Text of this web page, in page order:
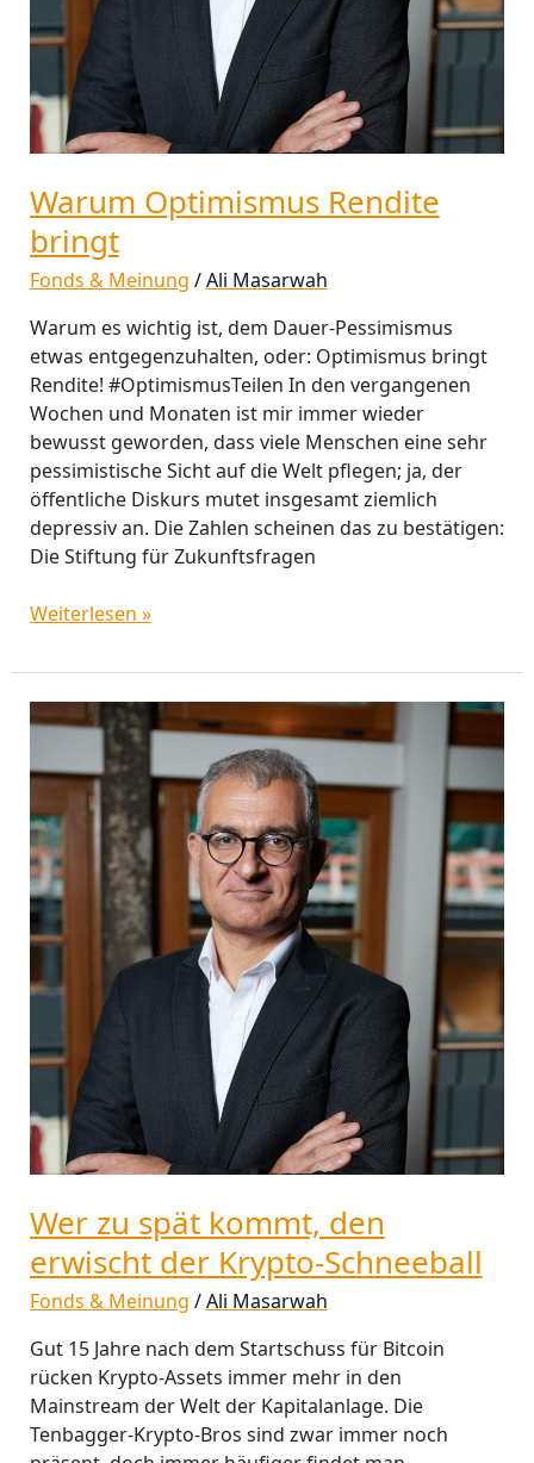
Warum Optimismus Rendite
bringt
Fonds & Meinung /Ali Masarwah
Warum es wichtig ist, dem Dauer-Pessimismus
etwas entgegenzuhalten, oder: Optimismus bringt
Rendite! #OptimismusTeilen In den vergangenen
Wochen und Monaten ist mir immer wieder
bewusst geworden, dass viele Menschen eine sehr
pessimistische Sicht auf die Welt pflegen; ja, der
öffentliche Diskurs mutet insgesamt ziemlich
depressiv an. Die Zahlen scheinen das zu bestätigen:
Die Stiftung für Zukunftsfragen
Weiterlesen »
Wer zu spät kommt, den
erwischt der Krypto-Schneeball
Fonds & Meinung /Ali Masarwah
Gut 15 Jahre nach dem Startschuss für Bitcoin
rücken Krypto-Assets immer mehr in den
Mainstream der Welt der Kapitalanlage. Die
Tenbagger-Krypto-Bros sind zwar immer noch
Wer
spät
kommt,
den
erwischt
der
Krypto-
Schneeball